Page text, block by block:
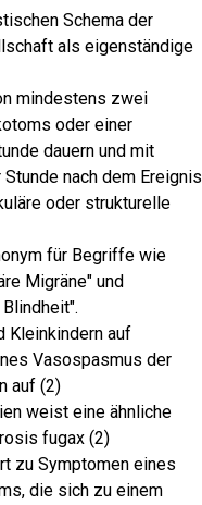
Schema der
als eigenständige
mindestens zwei
oder einer
dauern und mit
nach dem Ereignis
oder strukturelle
für Begriffe wie
Migräne" und
Kleinkindern auf
Vasospasmus der
auf (2)
weist eine ähnliche
fugax (2)
zu Symptomen eines
die sich zu einem